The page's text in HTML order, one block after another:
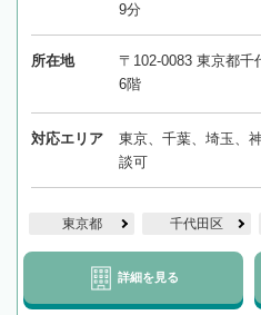
9分
所在地
〒102-0083 東京都千
6階
対応エリア
東京、千葉、埼玉、
談可
東京都 千代田区
詳細を見る